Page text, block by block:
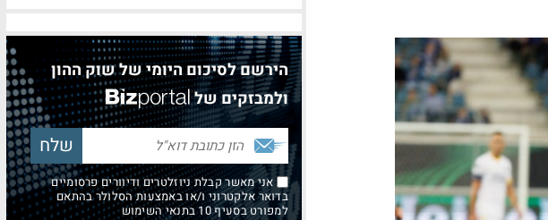
הירשם לסיכום היומי של שוק ההון
ולמבזקים של
אני מאשר קבלת ניוזלטרים ודיוורים פרסומיים
בדואר אלקטרוני ו/או באמצעות הסלולר בהתאם
למפורט בסעיף 10 בתנאי השימוש